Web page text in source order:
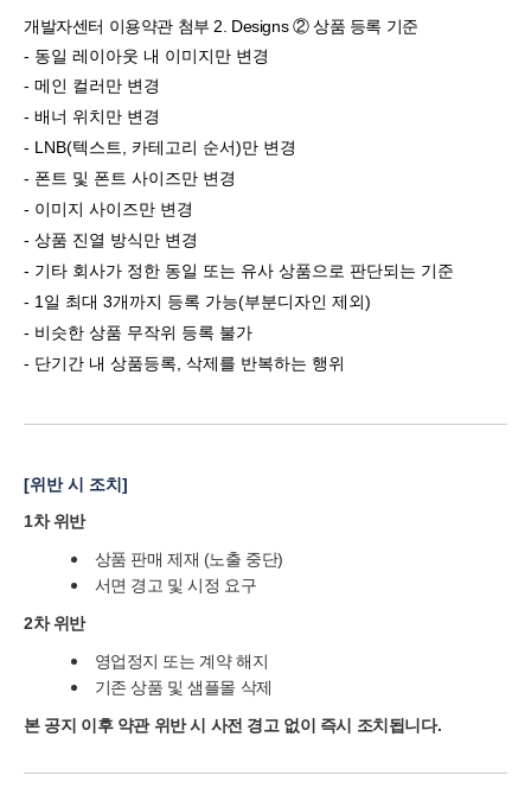
개발자센터 이용약관 첨부 2. Designs ② 상품 등록 기준
- 동일 레이아웃 내 이미지만 변경
- 메인 컬러만 변경
- 배너 위치만 변경
- LNB(텍스트, 카테고리 순서)만 변경
- 폰트 및 폰트 사이즈만 변경
- 이미지 사이즈만 변경
- 상품 진열 방식만 변경
- 기타 회사가 정한 동일 또는 유사 상품으로 판단되는 기준
- 1일 최대 3개까지 등록 가능(부분디자인 제외)
- 비슷한 상품 무작위 등록 불가
- 단기간 내 상품등록, 삭제를 반복하는 행위
[위반 시 조치]
1차 위반
상품 판매 제재 (노출 중단)
서면 경고 및 시정 요구
2차 위반
영업정지 또는 계약 해지
기존 상품 및 샘플몰 삭제
본 공지 이후 약관 위반 시 사전 경고 없이 즉시 조치됩니다.